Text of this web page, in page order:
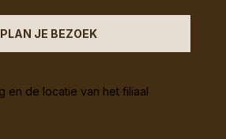
PLAN JE BEZOEK